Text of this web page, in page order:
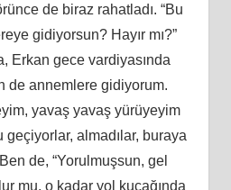
de biraz rahatladı. “Bu
gidiyorsun? Hayır mı?”
Erkan gece vardiyasında
de annemlere gidiyorum.
yavaş yavaş yürüyeyim
almadılar, buraya
de, “Yorulmuşsun, gel
mu, o kadar yol kucağında